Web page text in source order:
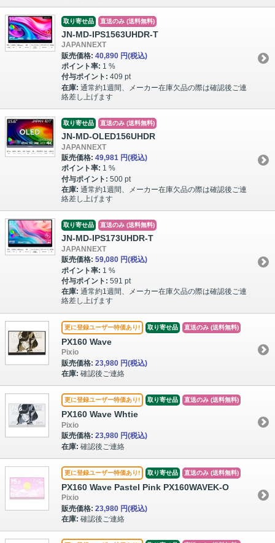
取り寄せ品 直送のみ (送料無料)
JN-MD-IPS1563UHDR-T
JAPANNEXT
販売価格: 40,890 円(税込)
ポイント率: 1 %
付与ポイント: 409 pt
在庫: 通常約1週間、メーカー在庫欠品の際は確認後ご連
絡差し上げます
取り寄せ品 直送のみ (送料無料)
JN-MD-OLED156UHDR
JAPANNEXT
販売価格: 49,981 円(税込)
ポイント率: 1 %
付与ポイント: 500 pt
在庫: 通常約1週間、メーカー在庫欠品の際は確認後ご連
絡差し上げます
取り寄せ品 直送のみ (送料無料)
JN-MD-IPS173UHDR-T
JAPANNEXT
販売価格: 59,080 円(税込)
ポイント率: 1 %
付与ポイント: 591 pt
在庫: 通常約1週間、メーカー在庫欠品の際は確認後ご連
絡差し上げます
更に登録ユーザー特価あり! 取り寄せ品 直送のみ (送料無料)
PX160 Wave
Pixio
販売価格: 23,980 円(税込)
在庫: 確認後ご連絡
更に登録ユーザー特価あり! 取り寄せ品 直送のみ (送料無料)
PX160 Wave Whtie
Pixio
販売価格: 23,980 円(税込)
在庫: 確認後ご連絡
更に登録ユーザー特価あり! 取り寄せ品 直送のみ (送料無料)
PX160 Wave Pastel Pink PX160WAVEK-O
Pixio
販売価格: 23,980 円(税込)
在庫: 確認後ご連絡